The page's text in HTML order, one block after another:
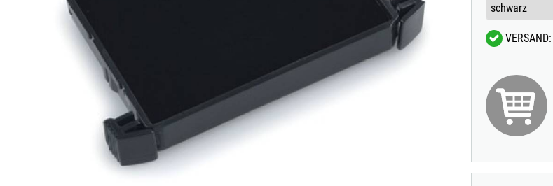
TRODAT® VINTAGE
TRODAT® CREATIVE MINI STEMPEL + KISSEN SETVERSAND: